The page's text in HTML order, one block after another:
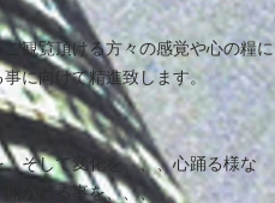
観覧頂ける方々の感覚や心の糧に
事に向けて精進致します。
そして変化を、、、心踊る様な
かれる事を、、、